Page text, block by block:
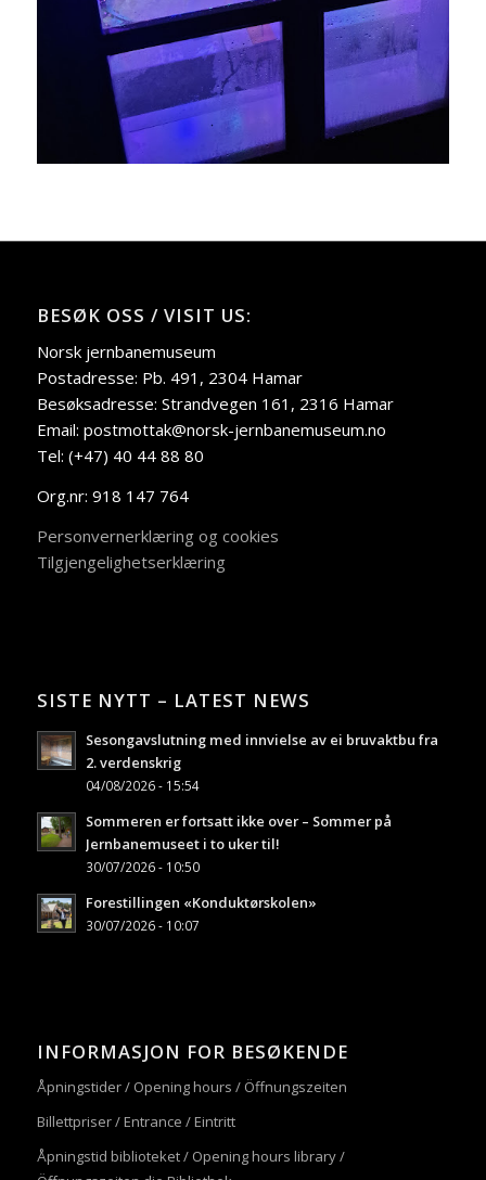
BESØK OSS / VISIT US:
Norsk jernbanemuseum
Postadresse: Pb. 491, 2304 Hamar
Besøksadresse: Strandvegen 161, 2316 Hamar
Email: postmottak@norsk-jernbanemuseum.no
Tel: (+47) 40 44 88 80
Org.nr: 918 147 764
Personvernerklæring og cookies
Tilgjengelighetserklæring
SISTE NYTT – LATEST NEWS
Sesongavslutning med innvielse av ei bruvaktbu fra
2. verdenskrig
04/08/2026 - 15:54
Sommeren er fortsatt ikke over – Sommer på
Jernbanemuseet i to uker til!
30/07/2026 - 10:50
Forestillingen «Konduktørskolen»
30/07/2026 - 10:07
INFORMASJON FOR BESØKENDE
Åpningstider / Opening hours / Öffnungszeiten
Billettpriser / Entrance / Eintritt
Åpningstid biblioteket / Opening hours library /